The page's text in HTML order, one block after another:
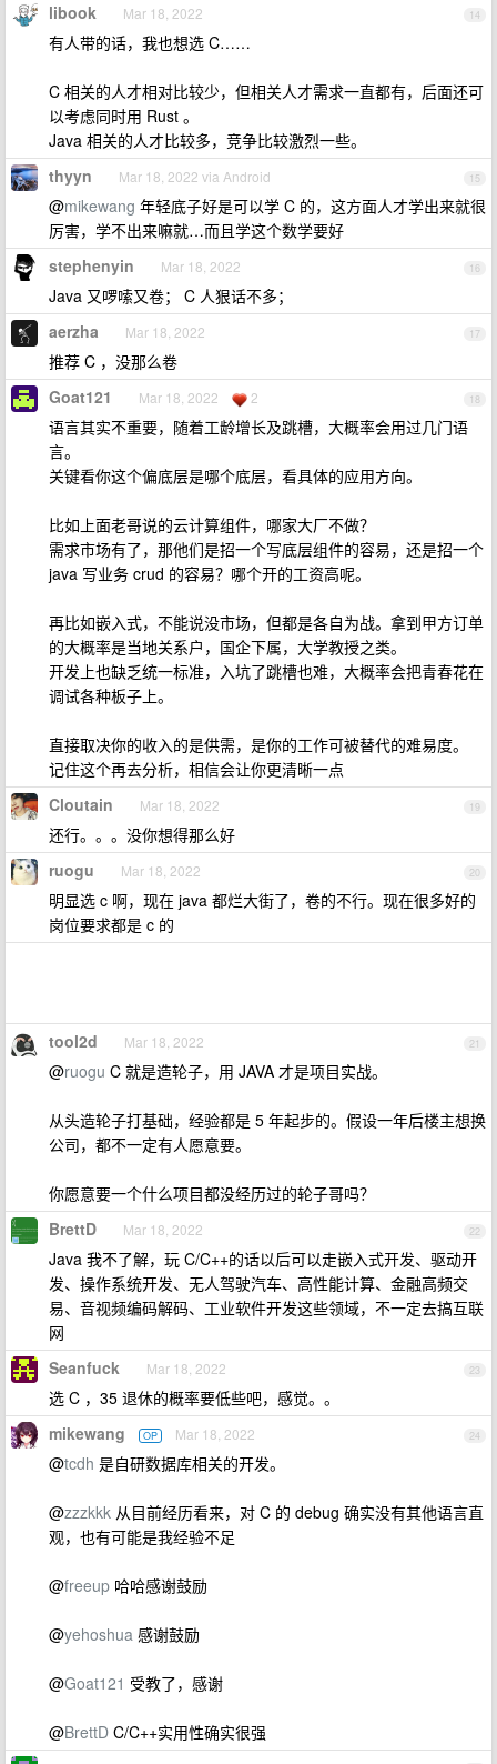
14
libook Mar 18, 2022
有人带的话，我也想选 C……
C 相关的人才相对比较少，但相关人才需求一直都有，后面还可
以考虑同时用 Rust 。
Java 相关的人才比较多，竞争比较激烈一些。
15
thyyn Mar 18, 2022 via Android
@mikewang 年轻底子好是可以学 C 的，这方面人才学出来就很
厉害，学不出来嘛就…而且学这个数学要好
16
stephenyin Mar 18, 2022
Java 又啰嗦又卷； C 人狠话不多；
17
aerzha Mar 18, 2022
推荐 C ，没那么卷
18
Goat121 Mar 18, 2022 2
语言其实不重要，随着工龄增长及跳槽，大概率会用过几门语
言。
关键看你这个偏底层是哪个底层，看具体的应用方向。
比如上面老哥说的云计算组件，哪家大厂不做？
需求市场有了，那他们是招一个写底层组件的容易，还是招一个
java 写业务 crud 的容易？哪个开的工资高呢。
再比如嵌入式，不能说没市场，但都是各自为战。拿到甲方订单
的大概率是当地关系户，国企下属，大学教授之类。
开发上也缺乏统一标准，入坑了跳槽也难，大概率会把青春花在
调试各种板子上。
直接取决你的收入的是供需，是你的工作可被替代的难易度。
记住这个再去分析，相信会让你更清晰一点
19
Cloutain Mar 18, 2022
还行。。。没你想得那么好
20
ruogu Mar 18, 2022
明显选 c 啊，现在 java 都烂大街了，卷的不行。现在很多好的
岗位要求都是 c 的
21
tool2d Mar 18, 2022
@ruogu C 就是造轮子，用 JAVA 才是项目实战。
从头造轮子打基础，经验都是 5 年起步的。假设一年后楼主想换
公司，都不一定有人愿意要。
你愿意要一个什么项目都没经历过的轮子哥吗？
22
BrettD Mar 18, 2022
Java 我不了解，玩 C/C++的话以后可以走嵌入式开发、驱动开
发、操作系统开发、无人驾驶汽车、高性能计算、金融高频交
易、音视频编码解码、工业软件开发这些领域，不一定去搞互联
网
23
Seanfuck Mar 18, 2022
选 C ，35 退休的概率要低些吧，感觉。。
24
mikewang OP Mar 18, 2022
@tcdh 是自研数据库相关的开发。
@zzzkkk 从目前经历看来，对 C 的 debug 确实没有其他语言直
观，也有可能是我经验不足
@freeup 哈哈感谢鼓励
@yehoshua 感谢鼓励
@Goat121 受教了，感谢
@BrettD C/C++实用性确实很强